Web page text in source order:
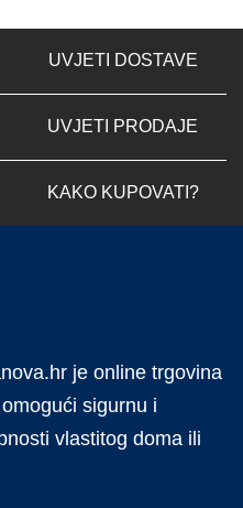
UVJETI DOSTAVE
UVJETI PRODAJE
KAKO KUPOVATI?
je online trgovina
sigurnu i
vlastitog doma ili